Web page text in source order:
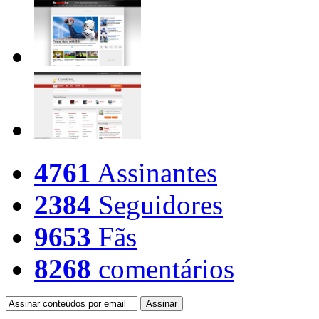
4761 Assinantes
2384 Seguidores
9653 Fãs
8268 comentários